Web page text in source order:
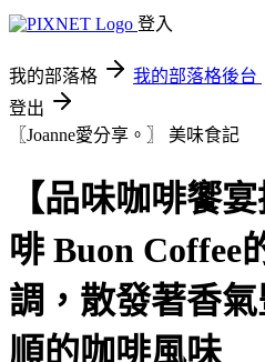
登入
我的部落格 我的部落格後台
登出
〖Joanne愛分享。〗 美味食記
【品味咖啡饗
啡 Buon Coffee
調，散發著香
順的咖啡風味